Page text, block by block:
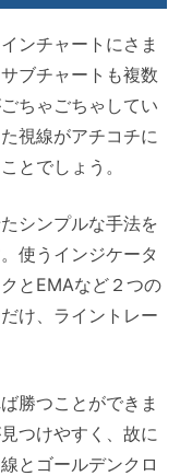
ンチャートにさま
ブチャートも複数
ちゃごちゃしてい
視線がアチコチに
とでしょう。
シンプルな手法を
使うインジケータ
とEMAなど２つの
け、ライントレー
勝つことができま
つけやすく、故に
とゴールデンクロ